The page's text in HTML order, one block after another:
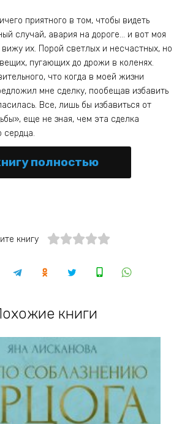
приятного в том, чтобы видеть
случай, авария на дороге… и вот моя
их. Порой светлых и несчастных, но
пугающих до дрожи в коленях.
что когда в моей жизни
мне сделку, пообещав избавить
Все, лишь бы избавиться от
еще не зная, чем эта сделка
сердца.
полностью
книгу
книги